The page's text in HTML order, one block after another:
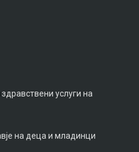
услуги на
на деца и младинци